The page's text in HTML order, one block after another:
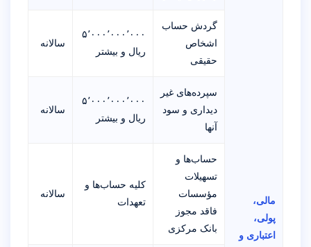
مالی،
پولی،
اعتباری و
گردش حساب
اشخاص
حقیقی
۵٬۰۰۰٬۰۰۰٬۰۰۰
ریال و بیشتر
سالانه
سپرده‌های غیر
دیداری و سود
آنها
۵٬۰۰۰٬۰۰۰٬۰۰۰
ریال و بیشتر
سالانه
حساب‌ها و
تسهیلات
مؤسسات
فاقد مجوز
بانک مرکزی
کلیه حساب‌ها و
تعهدات
سالانه